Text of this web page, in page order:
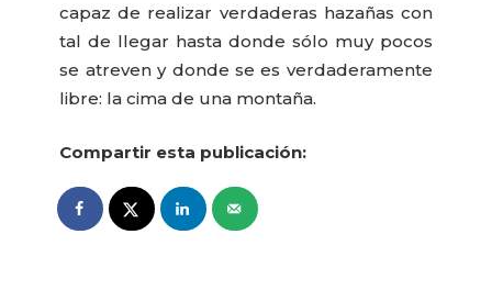
capaz de realizar verdaderas hazañas con
tal de llegar hasta donde sólo muy pocos
se atreven y donde se es verdaderamente
libre: la cima de una montaña.
Compartir esta publicación: